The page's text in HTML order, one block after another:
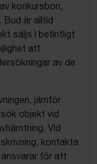
konkursbon,
är alltid
säljs i befintligt
att
av de
jämför
objekt vid
Vid
kontakta
för att